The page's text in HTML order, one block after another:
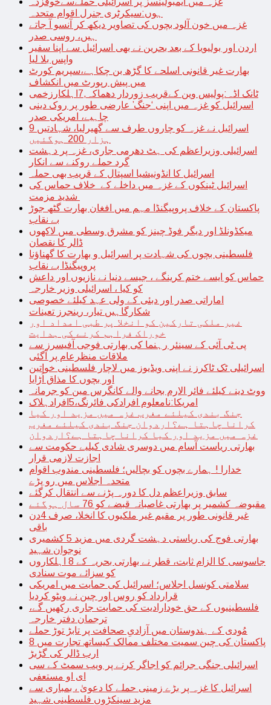
ہوں:سیکرٹری جنرل اقوام متحدہ
غزہ میں خون آلود بچوں کی تصاویر دیکھ کر آنسو آ جاتے
ہیں، روسی صدر
اردن اور بولیویا کے بعد بحرین نے بھی اسرائیل سے اپنا سفیر
واپس بلا لیا
بھارت غیر قانونی اسلحے کا گڑھ بن چکاہے،سپریم کورٹ
میں پیش رپورٹ میں انکشاف
ٹانک اڈہ:پولیس وین کےقریب زوردار دھماکہ,7اہلکارزخمی
اسرائیل کو غزہ میں اپنی ‘جنگ’ عارضی طور پر روک دینی
چاہیے، امریکی صدر
اسرائیل نے غزہ کو چاروں طرف سے گھیرلیا، شہادتیں 9
ہزار 200 ہوگئیں
اسرائیلی وزیراعظم کی ہٹ دھرمی جاری، غزہ پر دہشت
گرد حملے روکنے سے انکار
اسرائیل کا انڈونیشیا اسپتال کے قریب بھی حملہ
اسرائیل ٹینکوں کے غزہ میں داخلے کے خلاف حماس کی
پاکستان کے خلاف پروپیگنڈا مہم میں افغان بھارت گٹھ جوڑ
بے نقاب
میکڈونلڈ اور دیگر فوڈ چینز کو مشرق وسطی میں لاکھوں
ڈالر کا نقصان
فلسطینی بچوں کی شہادت پر اسرائیل و بھارت کا گھناؤنا
پروپیگنڈا بے نقاب
حماس کو ایسے ختم کرینگے ، جیسے دنیا نے نازیوں اور داعش
کو کیا ، اسرائیلی وزیر خارجہ
اماراتی صدر اور دبئی کے ولی عہد کیلئے خصوصی
شکارگاہیں تیار، رینجرز تعینات
غیر ملکی تارکین کو انخلا پر طبی امداد اور
خوراک فراہم کرنے کی ہدایت
پی ٹی آئی کے سینئر رہنما کی بھارتی فوجی آفیسرز سے
ملاقات منظرعام پر آگئی
اسرائیلی ٹک ٹاکرز نے اپنی ویڈیوز میں لاچار فلسطینی خواتین
اور بچوں کا مذاق اُڑایا
ووٹ دینے کیلئے فائر الارم بجانے والے کانگرس مین کو جرمانہ
امریکا:نامعلوم افرادکی فائرنگ،5افرادہلاک
جنگ بندی کیلئے مغرب غزہ میں مزید اور کیا
کرانا چاہتا ہے؟اردوان جنگ بندی کیلئے مغرب
غزہ میں مزید اور کیا کرانا چاہتا ہے؟اردوان
بھارتی ریاست آسام میں دوسری شادی کیلیے حکومت سے
اجازت لازمی قرار
خدارا ! ہمارے بچوں کو بچالیں؛ فلسطینی مندوب اقوام
متحدہ اجلاس میں رو پڑے
سابق وزیراعظم دل کا دورہ پڑنے سے انتقال کرگئے
مقبوضہ کشمیر پر بھارتی غاصبانہ قبضے کو 76 سال ہوگئے
غیر قانونی طور پر مقیم غیر ملکیوں کا انخلا، صرف 4دن
باقی
بھارتی فوج کی ریاستی دہشت گردی میں مزید 5 کشمیری
نوجوان شہید
جاسوسی کا الزام ثابت، قطر نے بھارتی بحریہ کے 8 اہلکاروں
کو سزائے موت سنادی
سلامتی کونسل اجلاس؛ اسرائیل کی حمایت میں امریکی
قرارداد کو روس اور چین نے ویٹو کردیا
فلسطینیوں کے حق خودارادیت کی حمایت جاری رکھیں گے،
ترجمان دفتر خارجہ
مُودی کے ہندوستان میں آزادیِ صحافت پر تابڑ توڑ حملے
پاکستان کی چین سمیت مختلف ممالک کیساتھ تجارت میں 8
ارب ڈالر کی گڑبڑ
اسرائیلی جنگی جرائم کو اجاگر کرنے پر ویب سمٹ کے سی
ای او مستعفی
اسرائیل کا غزہ پر بڑے زمینی حملے کا دعویٰ ، بمباری سے
مزید سینکڑوں فلسطینی شہید